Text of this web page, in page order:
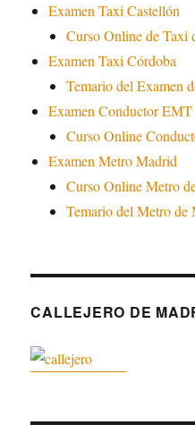
Examen Taxi Castellón
Curso Online de Taxi
Examen Taxi Córdoba
Temario del Examen
Examen Conductor EMT
Curso Online
Examen Metro Madrid
Curso Online Metro
Temario del Metro de
CALLEJERO DE